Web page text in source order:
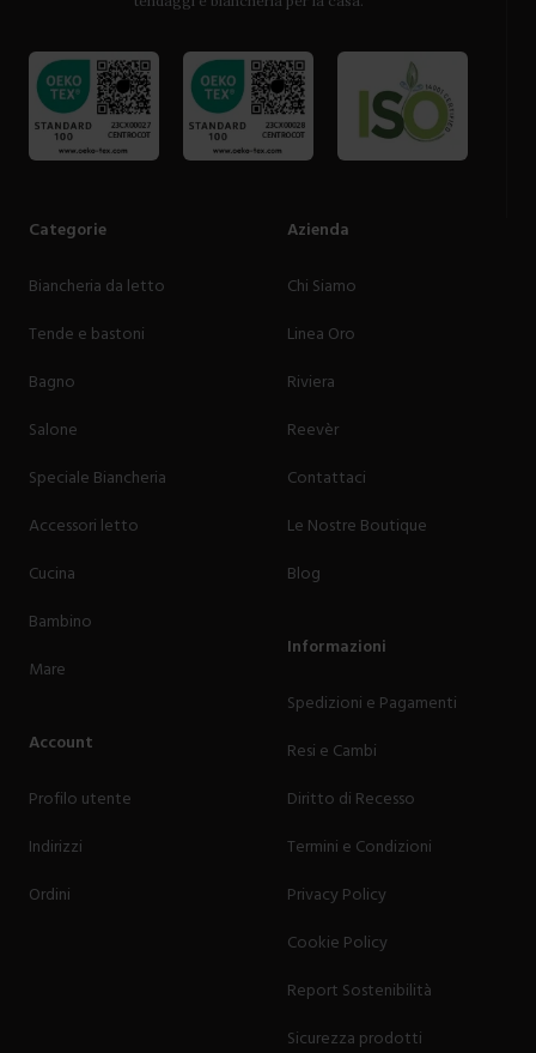
Categorie
Biancheria da letto
Tende e bastoni
Bagno
Salone
Speciale Biancheria
Accessori letto
Cucina
Bambino
Mare
Account
Profilo utente
Indirizzi
Ordini
Azienda
Chi Siamo
Linea Oro
Riviera
Reevèr
Contattaci
Le Nostre Boutique
Blog
Informazioni
Spedizioni e Pagamenti
Resi e Cambi
Diritto di Recesso
Termini e Condizioni
Privacy Policy
Cookie Policy
Report Sostenibilità
Sicurezza prodotti